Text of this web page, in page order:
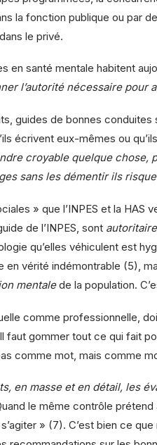
la fonction publique ou par
le privé.
en santé mentale habitent
l’autorité nécessaire pour
guides de bonnes
écrivent eux-mêmes ou
croyable quelque chose,
sans les démentir ils
» que l’INPES et la
de l’INPES, sont
qu’elles véhiculent est
vérité indémontrable (5),
mentalede la population.
comme professionnelle,
faut gommer tout ce qui fait
comme mot, mais comme
en masse et en détail, les
le même contrôle
» (7). C’est bien ce